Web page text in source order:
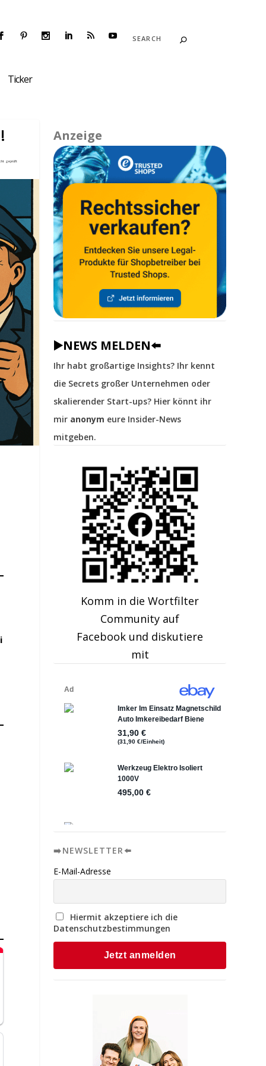
Ticker
Anzeige
▶️NEWS MELDEN⬅️
Ihr habt großartige Insights? Ihr kennt
die Secrets großer Unternehmen oder
skalierender Start-ups? Hier könnt ihr
mir anonym eure Insider-News
mitgeben.
Komm in die Wortfilter
Community auf
Facebook und diskutiere
mit
➡️NEWSLETTER⬅️
E-Mail-Adresse
Hiermit akzeptiere ich die
Datenschutzbestimmungen